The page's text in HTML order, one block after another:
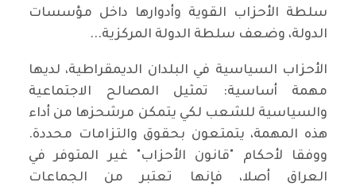
سلطة الأحزاب القوية وأدوارها داخل مؤسسات
الدولة، وضعف سلطة الدولة المركزية...
الأحزاب السياسية في البلدان الديمقراطية، لديها
مهمة أساسية: تمثيل المصالح الاجتماعية
والسياسية للشعب لكي يتمكن مرشحزها من أداء
هذه المهمة، يتمتعون بحقوق والتزامات محددة.
ووفقا لأحكام "قانون الأحزاب" غير المتوفر في
العراق أصلا، فإنها تعتبر من الجماعات